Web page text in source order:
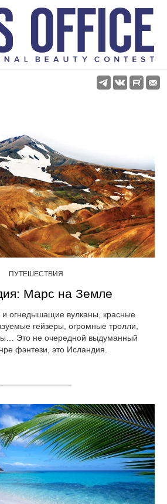
ПУТЕШЕСТВИЯ
Марс на Земле
и огнедышащие вулканы, красные
гейзеры, огромные тролли,
Это не очередной выдуманный
фэнтези, это Исландия.